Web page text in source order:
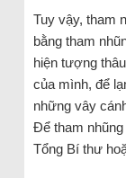
Tuy vậy, tham
bằng tham
hiện tượng
của mình, để
những vây
Để tham
Tổng Bí thư